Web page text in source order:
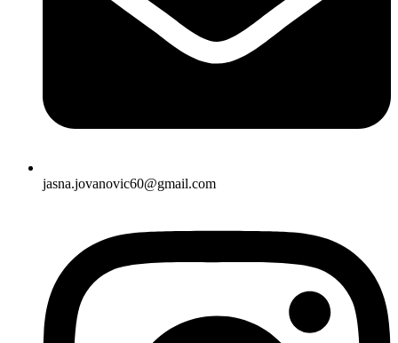
jasna.jovanovic60@gmail.com